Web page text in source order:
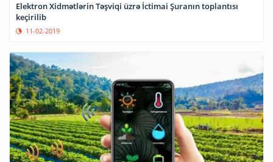
Elektron Xidmətlərin Təşviqi üzrə İctimai Şuranın toplantısı
keçirilib
11-02-2019